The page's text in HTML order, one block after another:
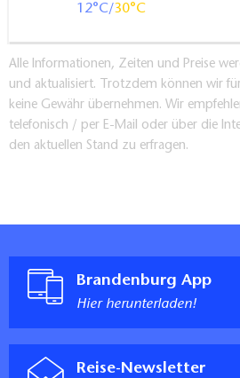
12 30
Alle Informationen, Zeiten und Preise
und aktualisiert. Trotzdem können wir
keine Gewähr übernehmen. Wir
telefonisch / per E-Mail oder über die
den aktuellen Stand zu erfragen.
Brandenburg App
Hier herunterladen!
Reise-Newsletter